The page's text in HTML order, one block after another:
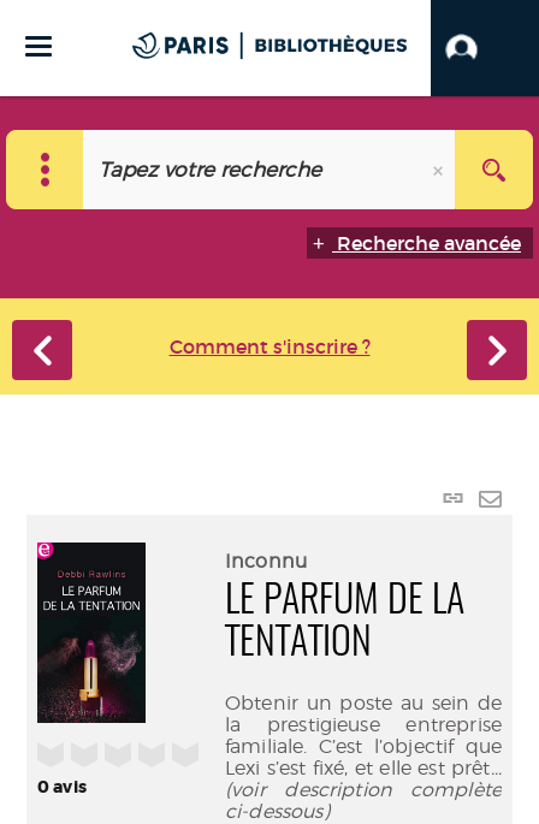
Recherche avancée
Comment s'inscrire ?
Lien
0avis
Inconnu
LE PARFUM DE LA
TENTATION
Obtenir un poste au sein de
la prestigieuse entreprise
familiale. C’est l’objectif que
Lexi s’est fixé, et elle est prêt...
(voir description complète
ci-dessous)